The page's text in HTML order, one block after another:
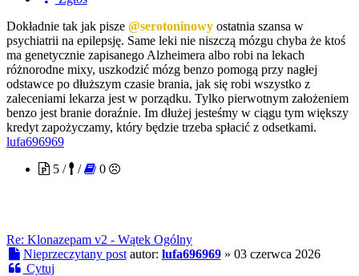
Dokładnie tak jak pisze @serotoninowy ostatnia szansa w
psychiatrii na epilepsję. Same leki nie niszczą mózgu chyba że ktoś
ma genetycznie zapisanego Alzheimera albo robi na lekach
różnorodne mixy, uszkodzić mózg benzo pomogą przy nagłej
odstawce po dłuższym czasie brania, jak się robi wszystko z
zaleceniami lekarza jest w porządku. Tylko pierwotnym założeniem
benzo jest branie doraźnie. Im dłużej jesteśmy w ciągu tym większy
kredyt zapożyczamy, który będzie trzeba spłacić z odsetkami.
lufa696969
5 /
/ 0
Re: Klonazepam v2 - Wątek Ogólny
Nieprzeczytany post autor: lufa696969» 03 czerwca 2026
Cytuj